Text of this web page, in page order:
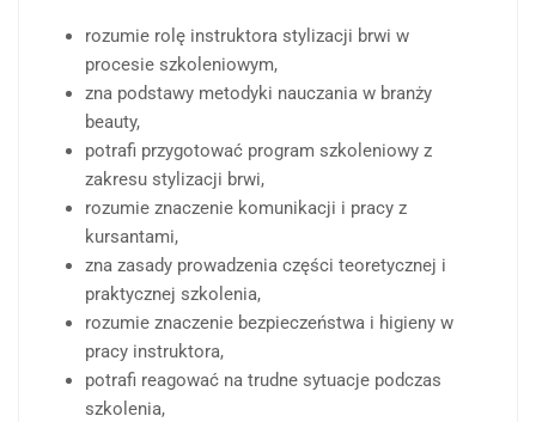
rozumie rolę instruktora stylizacji brwi w
procesie szkoleniowym,
zna podstawy metodyki nauczania w branży
beauty,
potrafi przygotować program szkoleniowy z
zakresu stylizacji brwi,
rozumie znaczenie komunikacji i pracy z
kursantami,
zna zasady prowadzenia części teoretycznej i
praktycznej szkolenia,
rozumie znaczenie bezpieczeństwa i higieny w
pracy instruktora,
potrafi reagować na trudne sytuacje podczas
szkolenia,